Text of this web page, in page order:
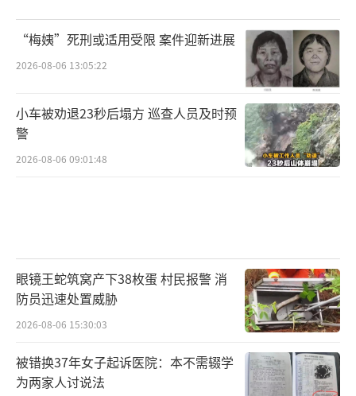
“梅姨”死刑或适用受限 案件迎新进展
2026-08-06 13:05:22
小车被劝退23秒后塌方 巡查人员及时预
警
2026-08-06 09:01:48
眼镜王蛇筑窝产下38枚蛋 村民报警 消
防员迅速处置威胁
2026-08-06 15:30:03
被错换37年女子起诉医院：本不需辍学
为两家人讨说法